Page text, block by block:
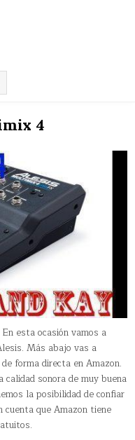
4
esta ocasión vamos a
Más abajo vas a
forma directa en Amazon.
sonora de muy buena
la posibilidad de confiar
que Amazon tiene